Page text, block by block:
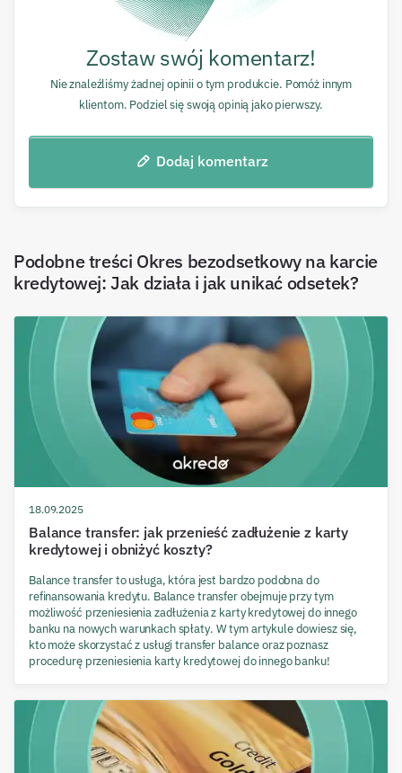
Zostaw swój komentarz!
Nie znaleźliśmy żadnej opinii o tym produkcie. Pomóż innym
klientom. Podziel się swoją opinią jako pierwszy.
Dodaj komentarz
Podobne treści Okres bezodsetkowy na karcie
kredytowej: Jak działa i jak unikać odsetek?
18.09.2025
Balance transfer: jak przenieść zadłużenie z karty
kredytowej i obniżyć koszty?
Balance transfer to usługa, która jest bardzo podobna do
refinansowania kredytu. Balance transfer obejmuje przy tym
możliwość przeniesienia zadłużenia z karty kredytowej do innego
banku na nowych warunkach spłaty. W tym artykule dowiesz się,
kto może skorzystać z usługi transfer balance oraz poznasz
procedurę przeniesienia karty kredytowej do innego banku!